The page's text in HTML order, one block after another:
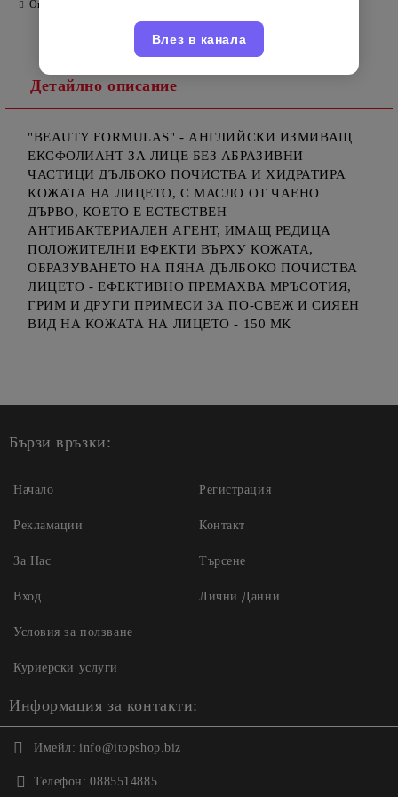
Оцени продукта
Детайлно описание
"BEAUTY FORMULAS" - АНГЛИЙСКИ ИЗМИВАЩ
ЕКСФОЛИАНТ ЗА ЛИЦЕ БЕЗ АБРАЗИВНИ
ЧАСТИЦИ ДЪЛБОКО ПОЧИСТВА И ХИДРАТИРА
КОЖАТА НА ЛИЦЕТО, С МАСЛО ОТ ЧАЕНО
ДЪРВО, КОЕТО Е ЕСТЕСТВЕН
АНТИБАКТЕРИАЛЕН АГЕНТ, ИМАЩ РЕДИЦА
ПОЛОЖИТЕЛНИ ЕФЕКТИ ВЪРХУ КОЖАТА,
ОБРАЗУВАНЕТО НА ПЯНА ДЪЛБОКО ПОЧИСТВА
ЛИЦЕТО - ЕФЕКТИВНО ПРЕМАХВА МРЪСОТИЯ,
ГРИМ И ДРУГИ ПРИМЕСИ ЗА ПО-СВЕЖ И СИЯЕН
ВИД НА КОЖАТА НА ЛИЦЕТО - 150 МК
Бързи връзки:
Начало
Рекламации
За Нас
Вход
Регистрация
Контакт
Търсене
Лични Данни
Условия за ползване
Куриерски услуги
Информация за контакти:
Имейл: info@itopshop.biz
Телефон: 0885514885
Влез в канала